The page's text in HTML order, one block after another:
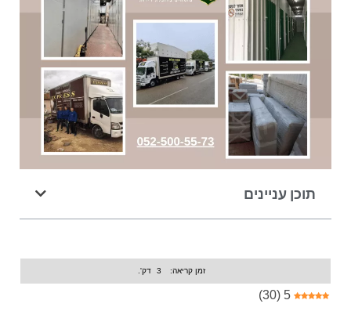
תוכן עניינים
זמן קריאה: 3 דק'.
5
(
30
)